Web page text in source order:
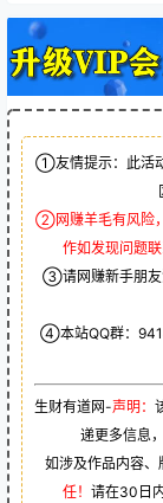
①友情提示：此活
②网赚羊毛有风险
作如发现问题
③请网赚新手朋友
④本站QQ群：
生财有道网-声明：
递更多信息，
如涉及作品内容、
任！ 请在30日